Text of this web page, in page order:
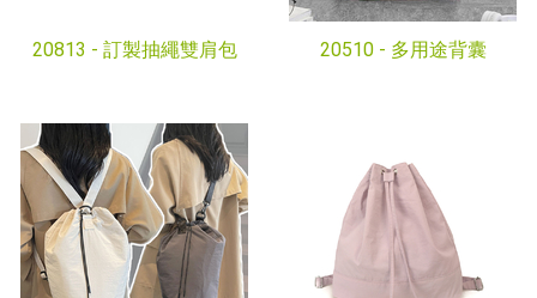
20813 - 訂製抽繩雙肩包 20510 - 多用途背囊